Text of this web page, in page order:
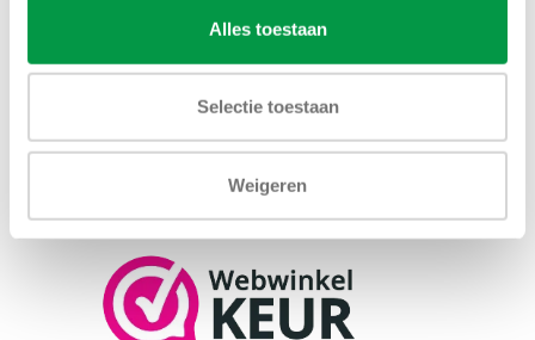
Alles toestaan
Selectie toestaan
Weigeren